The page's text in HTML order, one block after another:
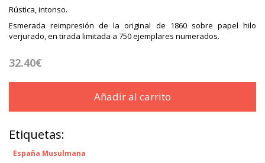
Rústica, intonso.
Esmerada reimpresión de la original de 1860 sobre papel hilo
verjurado, en tirada limitada a 750 ejemplares numerados.
32.40€
Añadir al carrito
Etiquetas:
España Musulmana